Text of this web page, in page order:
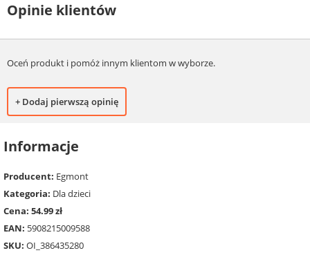
Opinie klientów
Oceń produkt i pomóż innym klientom w wyborze.
+ Dodaj pierwszą opinię
Informacje
Producent: Egmont
Kategoria: Dla dzieci
Cena: 54.99 zł
EAN: 5908215009588
SKU: OI_386435280